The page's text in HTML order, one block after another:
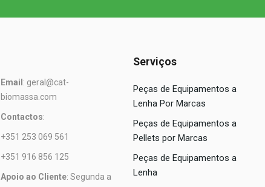
Email : geral@cat-
biomassa.com
Contactos:
+351 253 069 561
+351 916 856 125
Apoio ao Cliente: Segunda a
Serviços
Peças de Equipamentos a
Lenha Por Marcas
Peças de Equipamentos a
Pellets por Marcas
Peças de Equipamentos a
Lenha